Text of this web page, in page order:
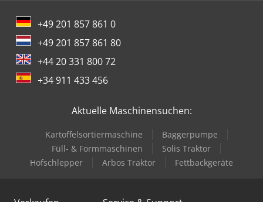
+49 201 857 861 0
+49 201 857 861 80
+44 20 331 800 72
+34 911 433 456
Aktuelle Maschinensuchen:
Kartoffelsortiermaschine
Baggerpumpe
Füll- & Formmaschinen
Solis Traktor
Hofschlepper
Arbos Traktor Fettbackgeräte